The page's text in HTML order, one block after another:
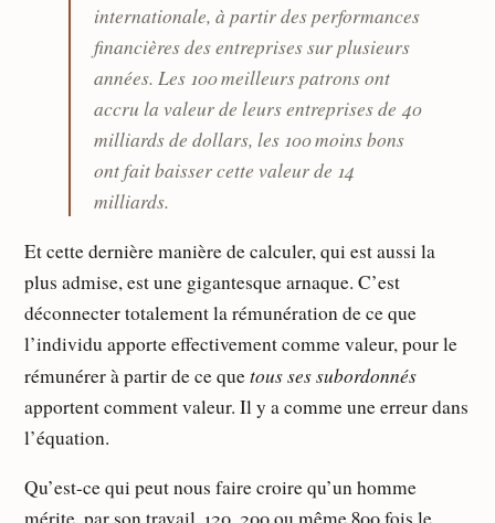
internationale, à partir des performances
financières des entreprises sur plusieurs
années. Les 100 meilleurs patrons ont
accru la valeur de leurs entreprises de 40
milliards de dollars, les 100 moins bons
ont fait baisser cette valeur de 14
milliards.
Et cette dernière manière de calculer, qui est aussi la
plus admise, est une gigantesque arnaque. C’est
déconnecter totalement la rémunération de ce que
l’individu apporte effectivement comme valeur, pour le
rémunérer à partir de ce quetous ses subordonnés
apportent comment valeur. Il y a comme une erreur dans
l’équation.
Qu’est-ce qui peut nous faire croire qu’un homme
mérite, par son travail, 120, 200 ou même 800 fois le